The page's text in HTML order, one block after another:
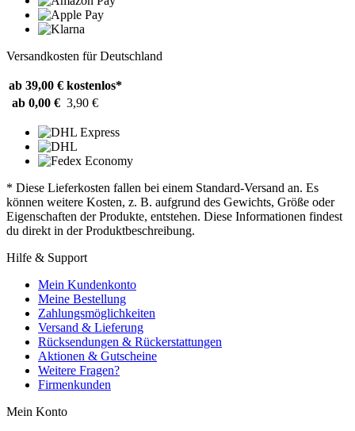
Versandkosten für Deutschland
ab 39,00 € kostenlos*
ab 0,00 € 3,90 €
* Diese Lieferkosten fallen bei einem Standard-Versand an. Es
können weitere Kosten, z. B. aufgrund des Gewichts, Größe oder
Eigenschaften der Produkte, entstehen. Diese Informationen findest
du direkt in der Produktbeschreibung.
Hilfe & Support
Mein Kundenkonto
Meine Bestellung
Zahlungsmöglichkeiten
Versand & Lieferung
Rücksendungen & Rückerstattungen
Aktionen & Gutscheine
Weitere Fragen?
Firmenkunden
Mein Konto